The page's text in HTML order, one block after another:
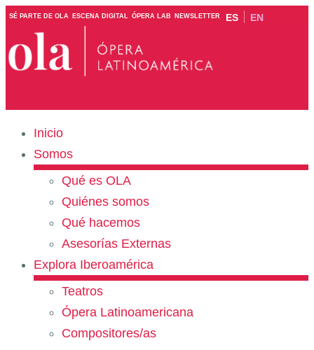
SÉ PARTE DE OLA ESCENA DIGITAL ÓPERA LAB NEWSLETTER ES EN
Inicio
Somos
Qué es OLA
Quiénes somos
Qué hacemos
Asesorías Externas
Explora Iberoamérica
Teatros
Ópera Latinoamericana
Compositores/as